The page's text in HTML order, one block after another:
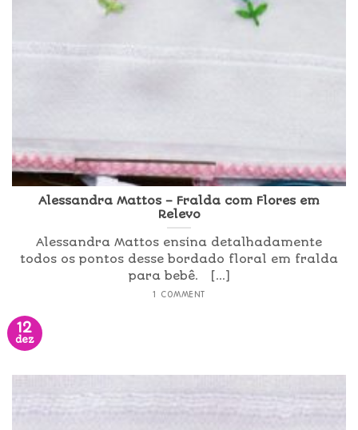
Alessandra Mattos – Fralda com Flores em
Relevo
Alessandra Mattos ensina detalhadamente
todos os pontos desse bordado floral em fralda
para bebê. [...]
1 COMMENT
12
dez